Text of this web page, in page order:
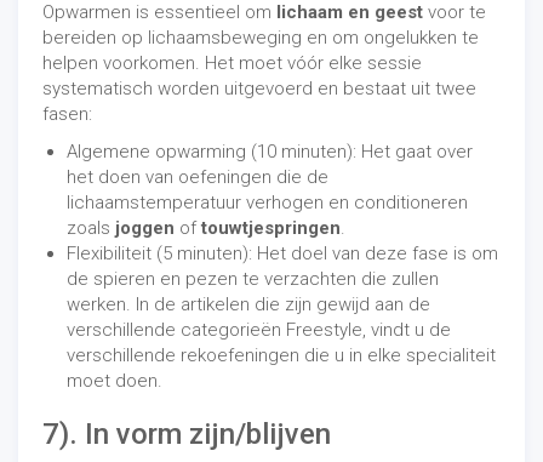
Opwarmen is essentieel om lichaam en geest voor te
bereiden op lichaamsbeweging en om ongelukken te
helpen voorkomen. Het moet vóór elke sessie
systematisch worden uitgevoerd en bestaat uit twee
fasen:
Algemene opwarming (10 minuten): Het gaat over
het doen van oefeningen die de
lichaamstemperatuur verhogen en conditioneren
zoals joggen oftouwtjespringen.
Flexibiliteit (5 minuten): Het doel van deze fase is om
de spieren en pezen te verzachten die zullen
werken. In de artikelen die zijn gewijd aan de
verschillende categorieën Freestyle, vindt u de
verschillende rekoefeningen die u in elke specialiteit
moet doen.
7). In vorm zijn/blijven